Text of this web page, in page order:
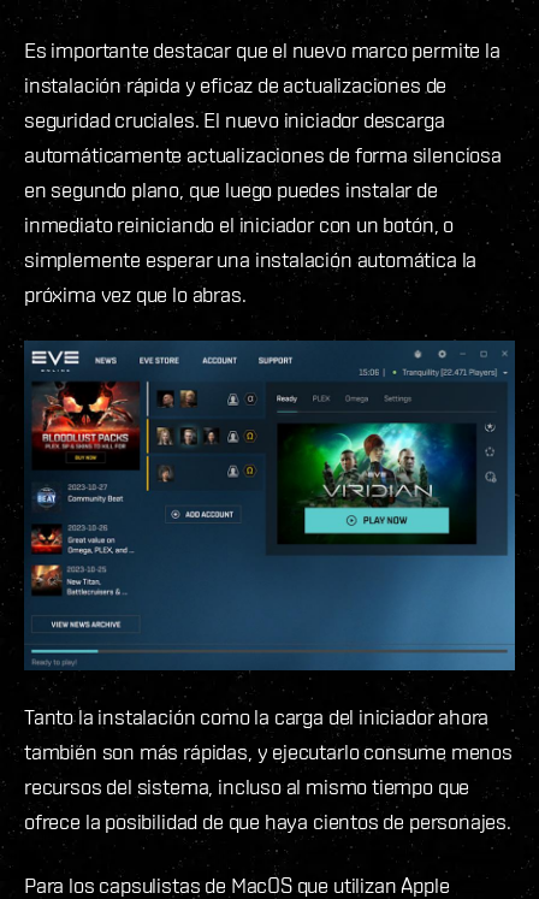
Es importante destacar que el nuevo marco permite la
instalación rápida y eficaz de actualizaciones de
seguridad cruciales. El nuevo iniciador descarga
automáticamente actualizaciones de forma silenciosa
en segundo plano, que luego puedes instalar de
inmediato reiniciando el iniciador con un botón, o
simplemente esperar una instalación automática la
próxima vez que lo abras.
Tanto la instalación como la carga del iniciador ahora
también son más rápidas, y ejecutarlo consume menos
recursos del sistema, incluso al mismo tiempo que
ofrece la posibilidad de que haya cientos de personajes.
Para los capsulistas de MacOS que utilizan Apple